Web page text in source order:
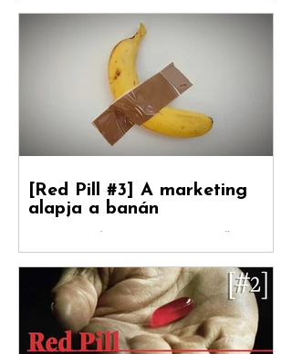
rosszabb hirdetés a
boldogulása kulcsa
Folytatódik tovább sorozatunk. Debreceni
Jánossal, a Hogyan nőnek a márkák
fordítójával Kovács Levente (White Rabbit
alapja a banán
Debreceni Jánossal , a Hogyan nőnek a
márkák című könyv fordítójával Kovács
Levente [ White Rabbit kreatívigazgató,
Reklámtörténet...